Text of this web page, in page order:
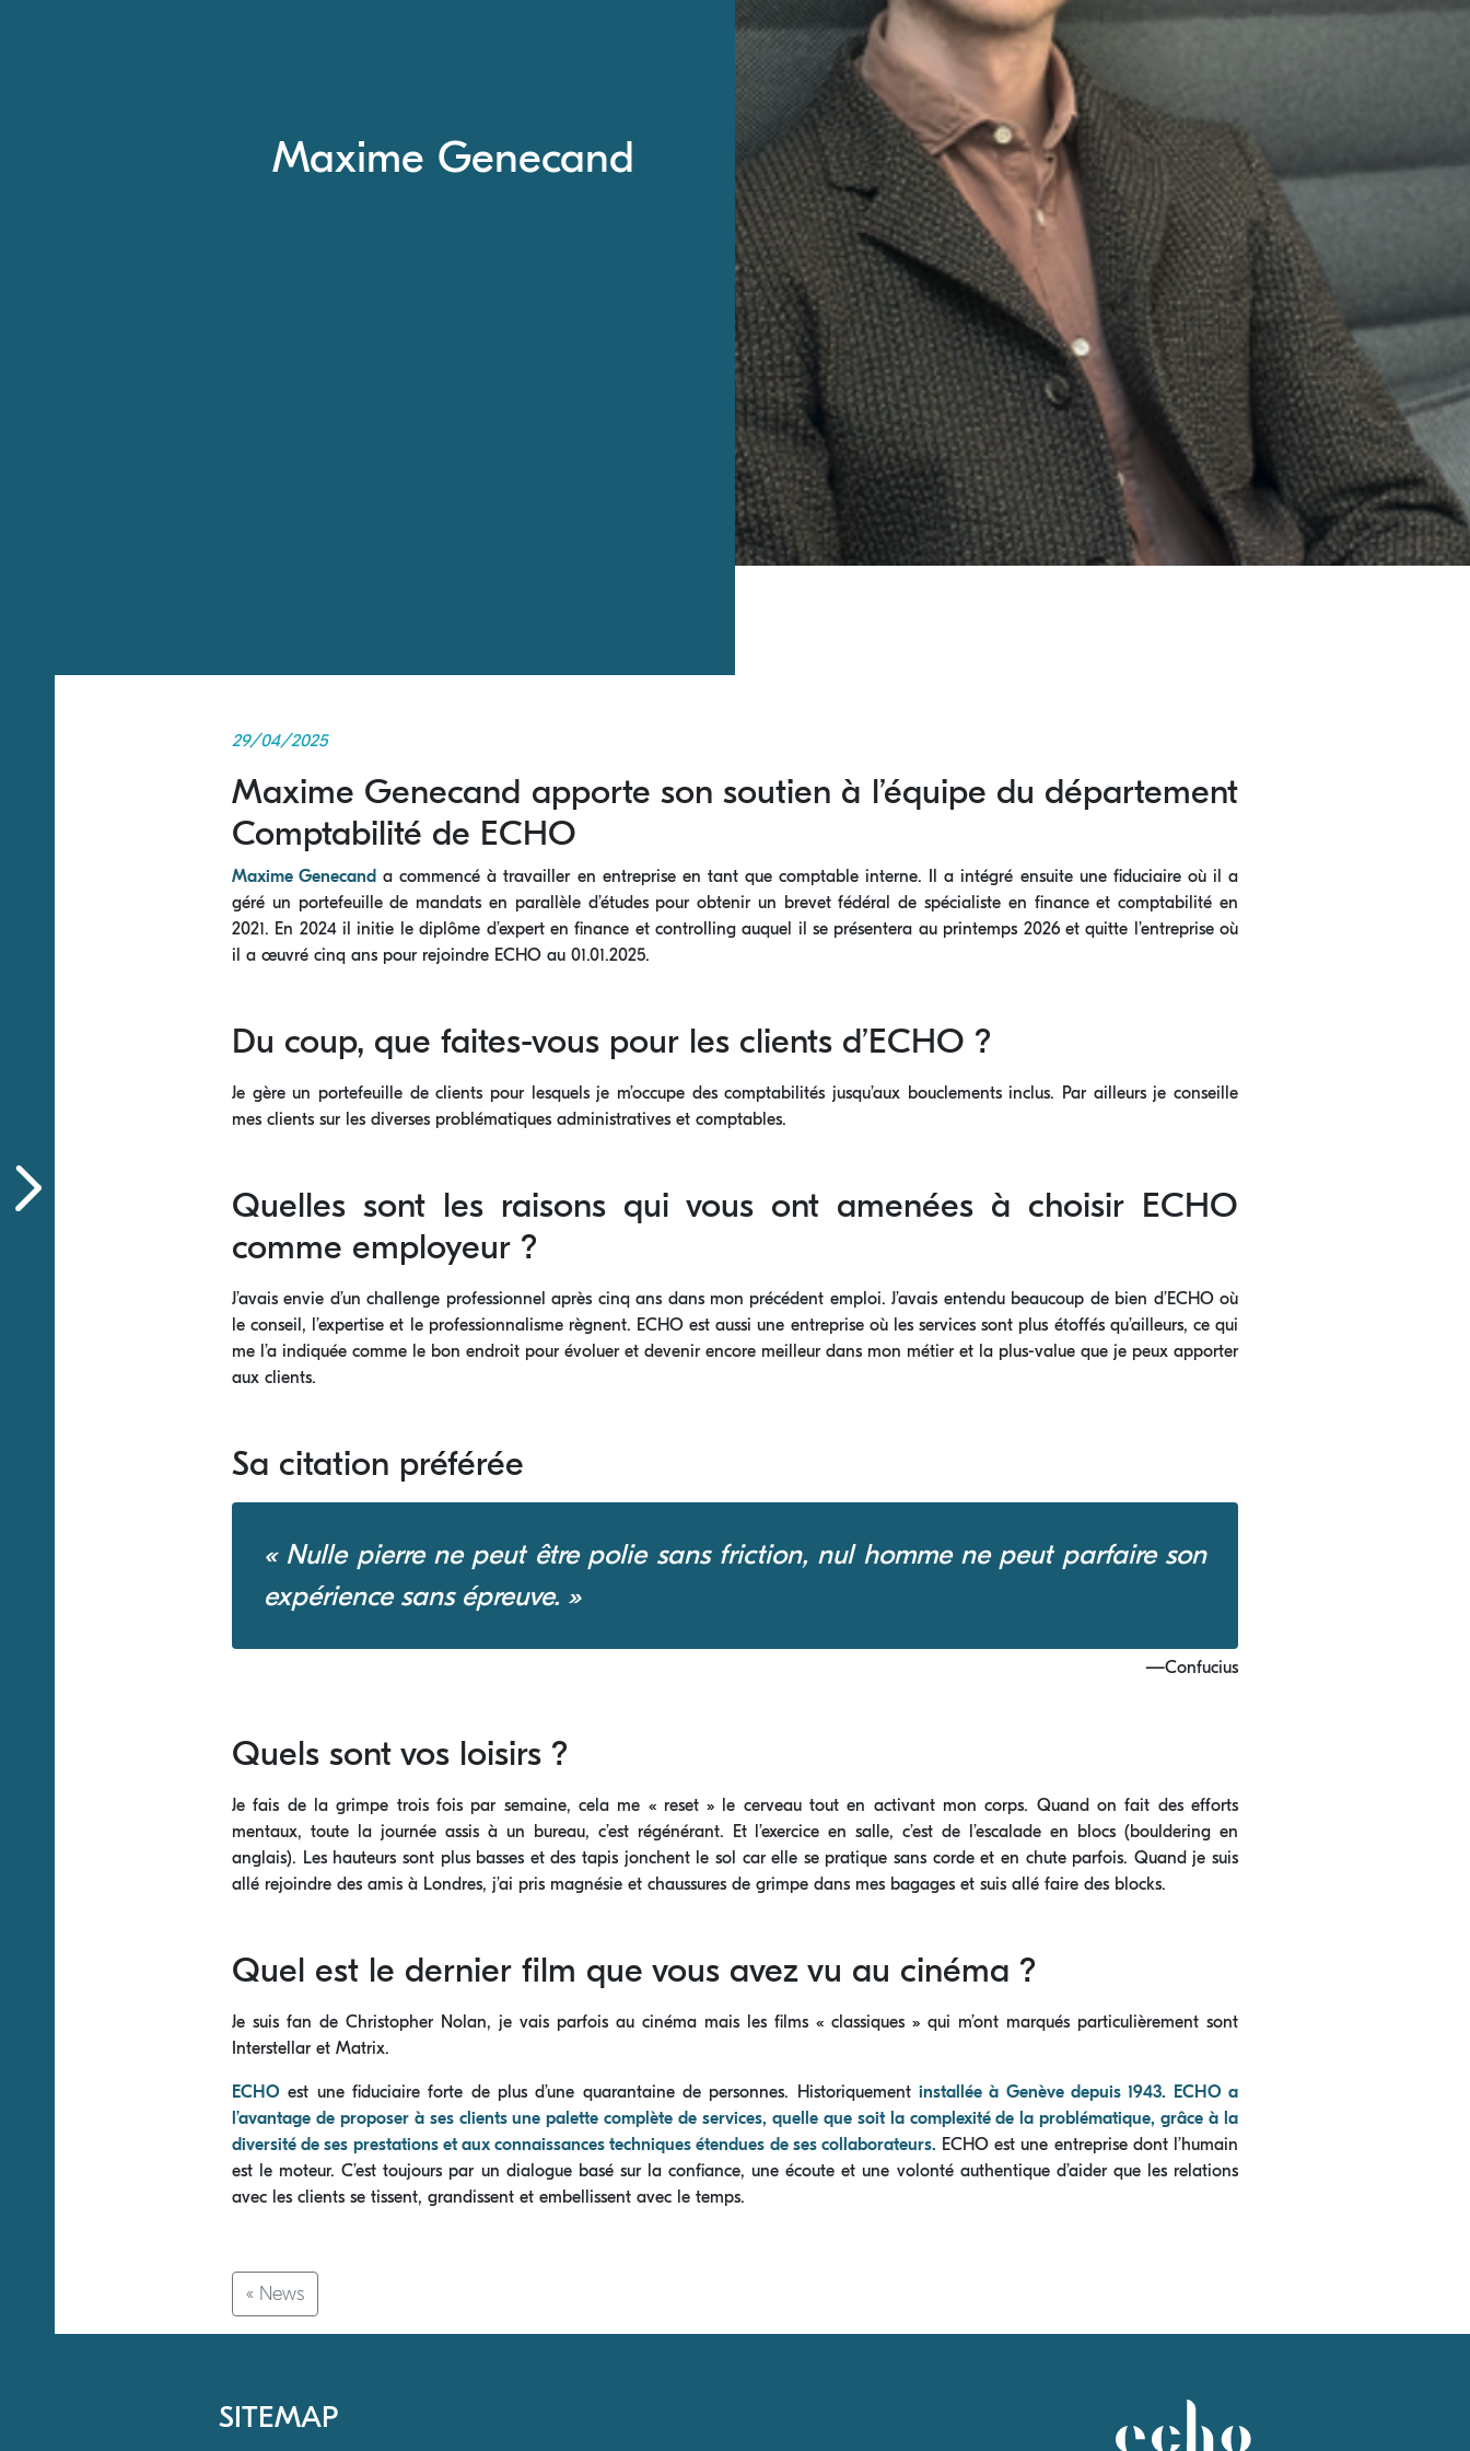
Maxime Genecand
29/04/2025
Maxime Genecand apporte son soutien à l’équipe du département
Comptabilité de ECHO
Maxime Genecand a commencé à travailler en entreprise en tant que comptable interne. Il a intégré ensuite une fiduciaire où il a
géré un portefeuille de mandats en parallèle d’études pour obtenir un brevet fédéral de spécialiste en finance et comptabilité en
2021. En 2024 il initie le diplôme d’expert en finance et controlling auquel il se présentera au printemps 2026 et quitte l’entreprise où
il a œuvré cinq ans pour rejoindre ECHO au 01.01.2025.
Du coup, que faites-vous pour les clients d’ECHO ?
Je gère un portefeuille de clients pour lesquels je m’occupe des comptabilités jusqu’aux bouclements inclus. Par ailleurs je conseille
mes clients sur les diverses problématiques administratives et comptables.
Quelles sont les raisons qui vous ont amenées à choisir ECHO
comme employeur ?
J’avais envie d’un challenge professionnel après cinq ans dans mon précédent emploi. J’avais entendu beaucoup de bien d’ECHO où
le conseil, l’expertise et le professionnalisme règnent. ECHO est aussi une entreprise où les services sont plus étoffés qu’ailleurs, ce qui
me l’a indiquée comme le bon endroit pour évoluer et devenir encore meilleur dans mon métier et la plus-value que je peux apporter
aux clients.
Sa citation préférée
« Nulle pierre ne peut être polie sans friction, nul homme ne peut parfaire son
expérience sans épreuve. »
—Confucius
Quels sont vos loisirs ?
Je fais de la grimpe trois fois par semaine, cela me « reset » le cerveau tout en activant mon corps. Quand on fait des efforts
mentaux, toute la journée assis à un bureau, c’est régénérant. Et l’exercice en salle, c’est de l’escalade en blocs (bouldering en
anglais). Les hauteurs sont plus basses et des tapis jonchent le sol car elle se pratique sans corde et en chute parfois. Quand je suis
allé rejoindre des amis à Londres, j’ai pris magnésie et chaussures de grimpe dans mes bagages et suis allé faire des blocks.
Quel est le dernier film que vous avez vu au cinéma ?
Je suis fan de Christopher Nolan, je vais parfois au cinéma mais les films « classiques » qui m’ont marqués particulièrement sont
Interstellar et Matrix.
ECHO est une fiduciaire forte de plus d’une quarantaine de personnes. Historiquement installée à Genève depuis 1943. ECHO a
l’avantage de proposer à ses clients une palette complète de services, quelle que soit la complexité de la problématique, grâce à la
diversité de ses prestations et aux connaissances techniques étendues de ses collaborateurs. ECHO est une entreprise dont l’humain
est le moteur. C’est toujours par un dialogue basé sur la confiance, une écoute et une volonté authentique d’aider que les relations
avec les clients se tissent, grandissent et embellissent avec le temps.
« News
SITEMAP